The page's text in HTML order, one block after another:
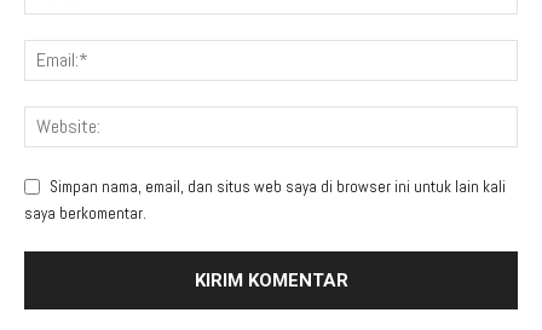
Simpan nama, email, dan situs web saya di browser ini untuk lain kali
saya berkomentar.